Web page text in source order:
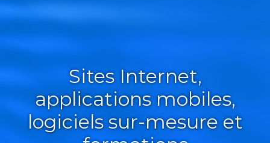
Sites Internet,
applications mobiles,
logiciels sur-mesure et